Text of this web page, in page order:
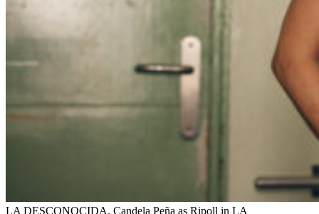
LA DESCONOCIDA. Candela Peña as Ripoll in LA